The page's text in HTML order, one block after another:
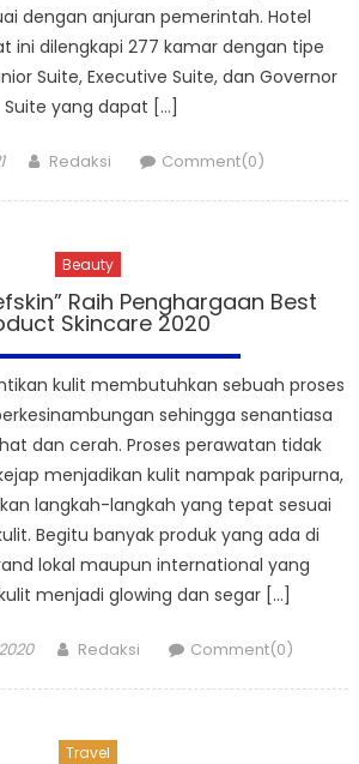
dengan anjuran pemerintah. Hotel
ini dilengkapi 277 kamar dengan tipe
Suite, Executive Suite, dan Governor
Suite yang dapat […]
Author
Redaksi Comment(0)
Beauty
Raih Penghargaan Best
Skincare 2020
kulit membutuhkan sebuah proses
sehingga senantiasa
dan cerah. Proses perawatan tidak
menjadikan kulit nampak paripurna,
langkah-langkah yang tepat sesuai
Begitu banyak produk yang ada di
lokal maupun international yang
menjadi glowing dan segar […]
Author
Redaksi Comment(0)
Travel